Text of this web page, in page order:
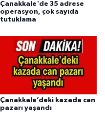
Çanakkale'de 35 adrese
operasyon, çok sayıda
tutuklama
Çanakkale’deki kazada can
pazarı yaşandı